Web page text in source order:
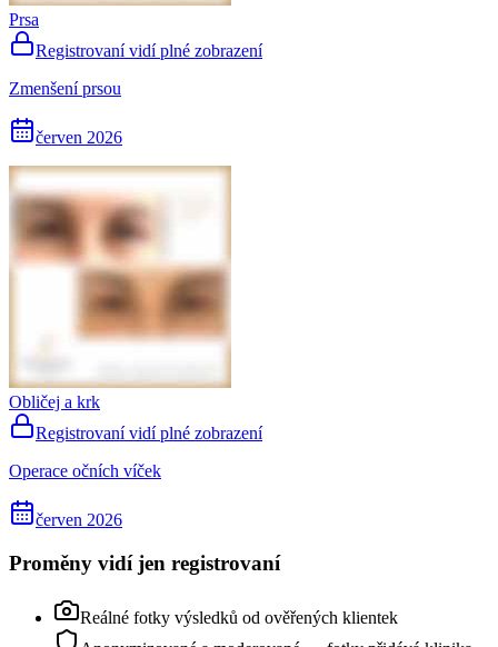
Prsa
Registrovaní vidí plné zobrazení
Zmenšení prsou
červen 2026
Obličej a krk
Registrovaní vidí plné zobrazení
Operace očních víček
červen 2026
Proměny vidí jen registrovaní
Reálné fotky výsledků od ověřených klientek